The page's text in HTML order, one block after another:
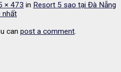
× 473 in Resort 5 sao tại Đà Nẵng
nhất
can post a comment.